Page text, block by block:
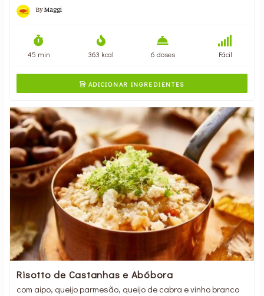
ByMaggi
45 min 363 kcal 6 doses Fácil
ADICIONAR INGREDIENTES
Risotto de Castanhas e Abóbora
com aipo, queijo parmesão, queijo de cabra e vinho branco